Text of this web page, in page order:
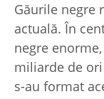
Găurile negre
actuală. În
negre
miliarde de
s-au format